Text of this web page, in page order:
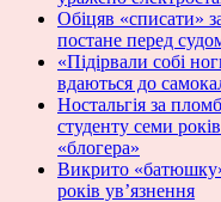
Обіцяв «списати»
постане перед
«Підірвали собі
вдаються до
Ностальгія за
студенту семи
«блогера»
Викрито
років ув’язнення